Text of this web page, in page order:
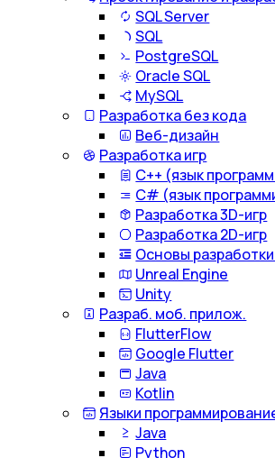
SQL Server
SQL
PostgreSQL
Oracle SQL
MySQL
Разработка без кода
Веб-дизайн
Разработка игр
С++ (язык
С# (язык
Разработка 3D-игр
Разработка 2D-игр
Основы разработки
Unreal Engine
Unity
Разраб. моб. прилож.
FlutterFlow
Google Flutter
Java
Kotlin
Языки
Java
Python